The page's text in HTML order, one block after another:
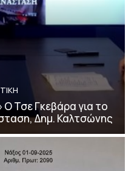
Τσε Γκεβάρα για το
Δημ. Καλτσώνης